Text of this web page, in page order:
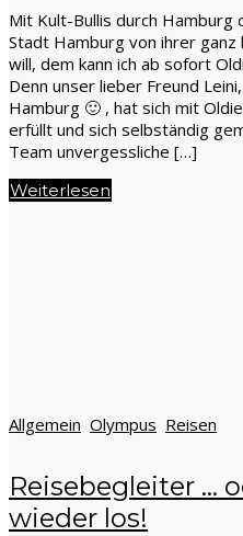
Mit Kult-Bullis durch Hamburg
Stadt Hamburg von ihrer
will, dem kann ich ab sofort
Denn unser lieber Freund
Hamburg 🙂 , hat sich mit
erfüllt und sich selbständig
Team unvergessliche […]
Weiterlesen
Allgemein Olympus Reisen
Reisebegleiter …
wieder los!